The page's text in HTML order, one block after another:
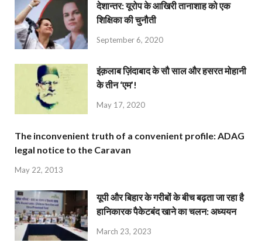
देशान्‍तर: यूरोप के आखिरी तानाशाह को एक
शिक्षिका की चुनौती
September 6, 2020
इंक़लाब ज़िंदाबाद के सौ साल और हसरत मोहानी
के तीन ‘एम’!
May 17, 2020
The inconvenient truth of a convenient profile: ADAG
legal notice to the Caravan
May 22, 2013
यूपी और बिहार के गरीबों के बीच बढ़ता जा रहा है
हानिकारक पैकेटबंद खाने का चलन: अध्ययन
March 23, 2023